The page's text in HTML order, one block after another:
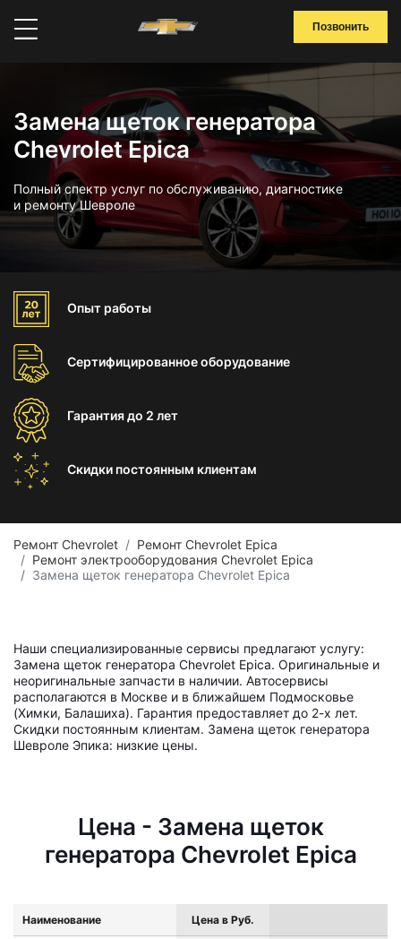
Позвонить
Замена щеток генератора
Chevrolet Epica
Полный спектр услуг по обслуживанию, диагностике
и ремонту Шевроле
Опыт работы
Сертифицированноеоборудование
Гарантиядо 2 лет
Скидки постоянным клиентам
Ремонт Chevrolet
Ремонт Chevrolet Epica
Ремонт электрооборудования Chevrolet Epica
Замена щеток генератора Chevrolet Epica
Наши специализированные сервисы предлагают услугу:
Замена щеток генератора Chevrolet Epica. Оригинальные и
неоригинальные запчасти в наличии. Автосервисы
располагаются в Москве и в ближайшем Подмосковье
(Химки, Балашиха). Гарантия предоставляет до 2-х лет.
Скидки постоянным клиентам. Замена щеток генератора
Шевроле Эпика: низкие цены.
Цена - Замена щеток
генератора Chevrolet Epica
Наименование Цена в Руб.